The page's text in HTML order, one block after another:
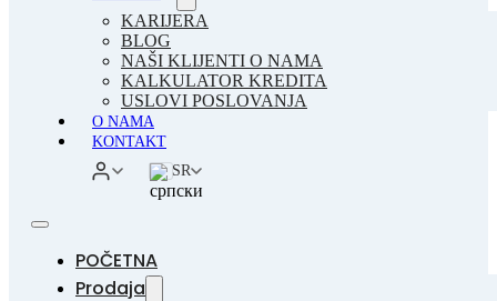
KARIJERA
BLOG
NAŠI KLIJENTI O NAMA
KALKULATOR KREDITA
USLOVI POSLOVANJA
O NAMA
KONTAKT
SR
POČETNA
Prodaja